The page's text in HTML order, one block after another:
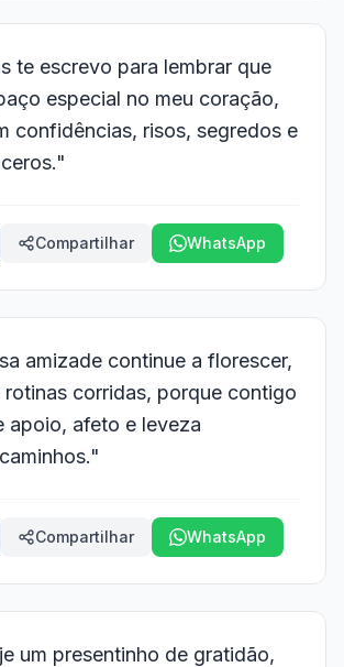
te escrevo para lembrar que
especial no meu coração,
confidências, risos, segredos e
Compartilhar WhatsApp
amizade continue a florescer,
rotinas corridas, porque contigo
apoio, afeto e leveza
Compartilhar WhatsApp
um presentinho de gratidão,